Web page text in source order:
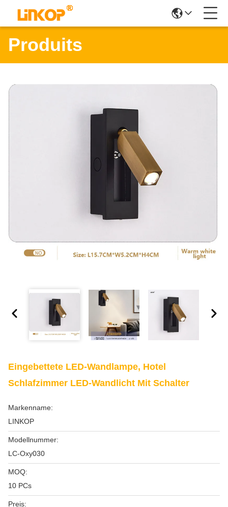
Produits
Eingebettete LED-Wandlampe, Hotel
Schlafzimmer LED-Wandlicht Mit Schalter
Markenname:
LINKOP
Modellnummer:
LC-Oxy030
MOQ:
10 PCs
Preis: